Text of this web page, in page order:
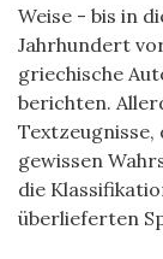
Weise - bis in
Jahrhundert
griechische
berichten.
gewissen
die
überlieferten